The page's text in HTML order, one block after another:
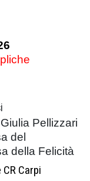
Pellizzari
del
della Felicità
Carpi